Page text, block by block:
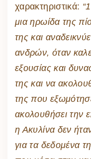
χαρακτηριστικά:
μια ηρωίδα της
της και
ανδρών, όταν
εξουσίας και
της και να
της που
ακολουθήσει την
η Ακυλίνα δεν
για τα δεδομένα